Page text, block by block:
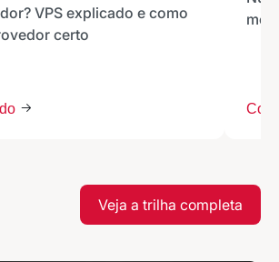
VPS explicado e como
certo
Veja a trilha completa